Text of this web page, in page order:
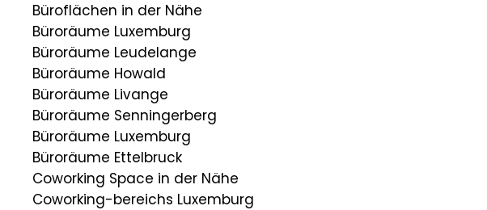
Büroflächen in der Nähe
Büroräume Luxemburg
Büroräume Leudelange
Büroräume Howald
Büroräume Livange
Büroräume Senningerberg
Büroräume Luxemburg
Büroräume Ettelbruck
Coworking Space in der Nähe
Coworking-bereichs Luxemburg